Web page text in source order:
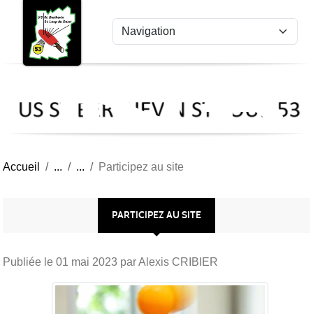
US
St
53
Accueil Participez au site
PARTICIPEZ AU SITE
Publiée le 01 mai 2023 par Alexis CRIBIER
Panneau de gestion des cookies